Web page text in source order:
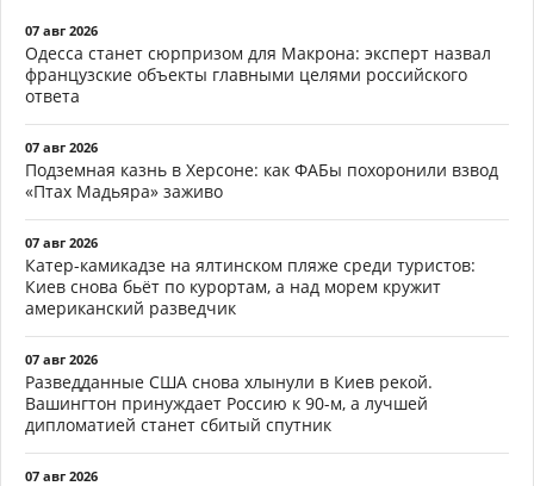
07 авг 2026
Одесса станет сюрпризом для Макрона: эксперт назвал
французские объекты главными целями российского
ответа
07 авг 2026
Подземная казнь в Херсоне: как ФАБы похоронили взвод
«Птах Мадьяра» заживо
07 авг 2026
Катер-камикадзе на ялтинском пляже среди туристов:
Киев снова бьёт по курортам, а над морем кружит
американский разведчик
07 авг 2026
Разведданные США снова хлынули в Киев рекой.
Вашингтон принуждает Россию к 90-м, а лучшей
дипломатией станет сбитый спутник
07 авг 2026